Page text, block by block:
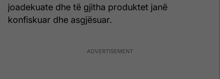
joadekuate dhe të gjitha produktet janë
konfiskuar dhe asgjësuar.